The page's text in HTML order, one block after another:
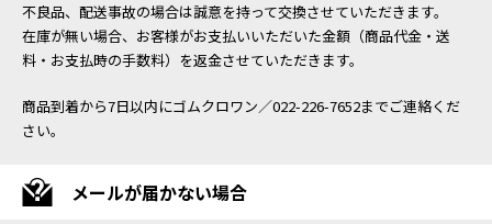
不良品、配送事故の場合は誠意を持って交換させていただきます。
在庫が無い場合、お客様がお支払いいただいた金額（商品代金・送
料・お支払時の手数料）を返金させていただきます。
商品到着から7日以内にゴムクロワン／022-226-7652までご連絡くだ
さい。
メールが届かない場合